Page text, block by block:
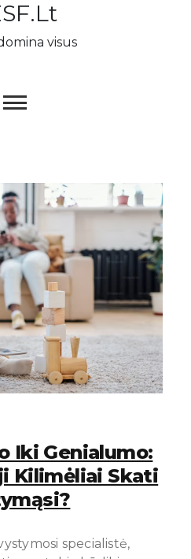
visus
Iki Genialumo:
Kilimėliai Skati
specialistė,